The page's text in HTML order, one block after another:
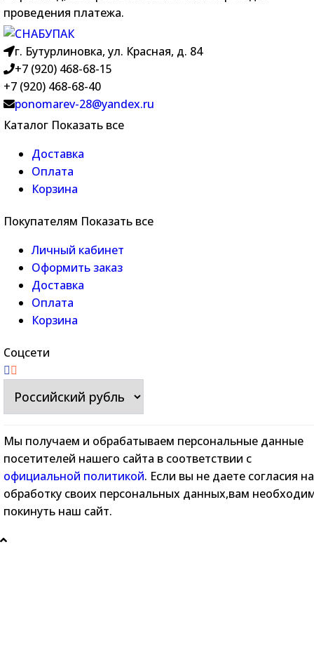
проведения платежа.
г. Бутурлиновка, ул. Красная, д. 84
+7 (920) 468-68-15
+7 (920) 468-68-40
ponomarev-28@yandex.ru
Каталог Показать все
Доставка
Оплата
Корзина
Покупателям Показать все
Личный кабинет
Оформить заказ
Доставка
Оплата
Корзина
Соцсети
Мы получаем и обрабатываем персональные данные
посетителей нашего сайта в соответствии с
официальной политикой. Если вы не даете согласия на
обработку своих персональных данных,вам
покинуть наш сайт.